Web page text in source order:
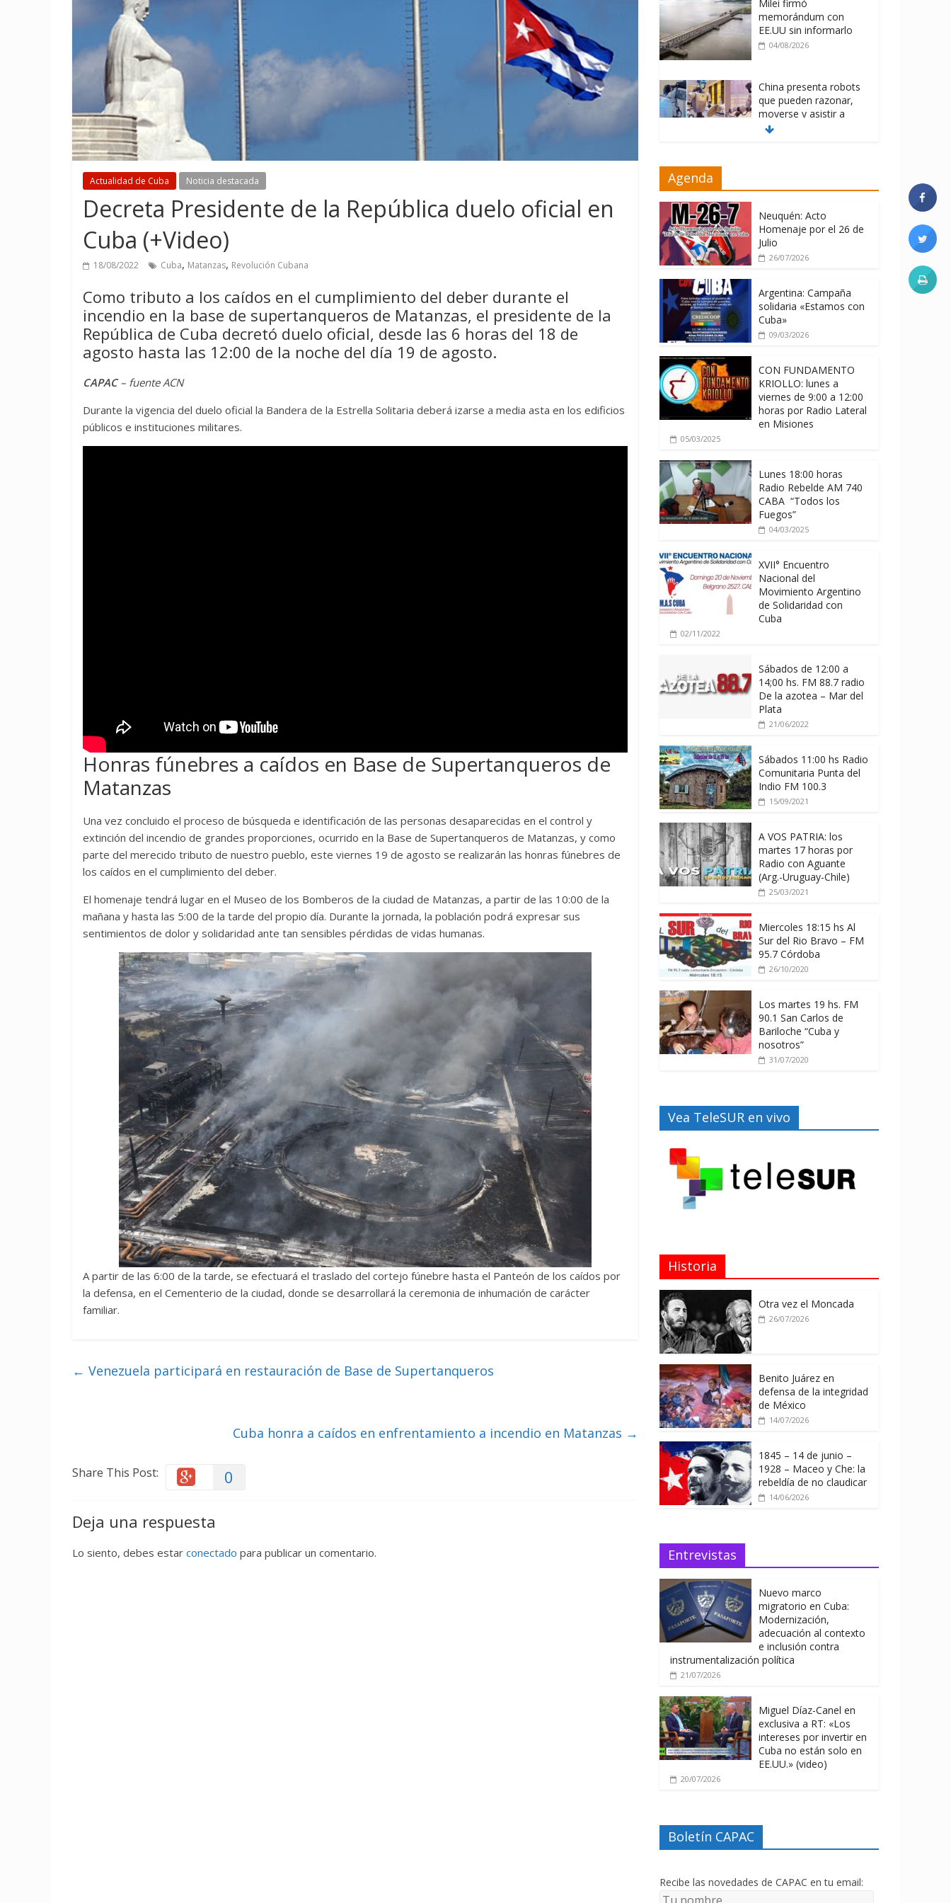
Actualidad de Cuba Noticia destacada
Decreta Presidente de la República duelo oficial en
Cuba (+Video)
18/08/2022 Cuba, Matanzas, Revolución Cubana
Como tributo a los caídos en el cumplimiento del deber durante el
incendio en la base de supertanqueros de Matanzas, el presidente de la
República de Cuba decretó duelo oficial, desde las 6 horas del 18 de
agosto hasta las 12:00 de la noche del día 19 de agosto.
CAPAC– fuente ACN
Durante la vigencia del duelo oficial la Bandera de la Estrella Solitaria deberá izarse a media asta en los edificios
públicos e instituciones militares.
Honras fúnebres a caídos en Base de Supertanqueros de
Matanzas
Una vez concluido el proceso de búsqueda e identificación de las personas desaparecidas en el control y
extinción del incendio de grandes proporciones, ocurrido en la Base de Supertanqueros de Matanzas, y como
parte del merecido tributo de nuestro pueblo, este viernes 19 de agosto se realizarán las honras fúnebres de
los caídos en el cumplimiento del deber.
El homenaje tendrá lugar en el Museo de los Bomberos de la ciudad de Matanzas, a partir de las 10:00 de la
mañana y hasta las 5:00 de la tarde del propio día. Durante la jornada, la población podrá expresar sus
sentimientos de dolor y solidaridad ante tan sensibles pérdidas de vidas humanas.
A partir de las 6:00 de la tarde, se efectuará el traslado del cortejo fúnebre hasta el Panteón de los caídos por
la defensa, en el Cementerio de la ciudad, donde se desarrollará la ceremonia de inhumación de carácter
familiar.
← Venezuela participará en restauración de Base de Supertanqueros
Cuba honra a caídos en enfrentamiento a incendio en Matanzas →
Share This Post: 0
Deja una respuesta
Lo siento, debes estar conectado para publicar un comentario.
Milei firmó
memorándum con
EE.UU sin informarlo
04/08/2026
China presenta robots
que pueden razonar,
moverse y asistir a
personas
los que marchan para
patria
06/08/2026
Agenda
Neuquén: Acto
Homenaje por el 26 de
Julio
26/07/2026
Argentina: Campaña
solidaria «Estamos con
Cuba»
09/03/2026
CON FUNDAMENTO
KRIOLLO: lunes a
viernes de 9:00 a 12:00
horas por Radio Lateral
en Misiones
05/03/2025
Lunes 18:00 horas
Radio Rebelde AM 740
CABA “Todos los
Fuegos”
04/03/2025
XVII° Encuentro
Nacional del
Movimiento Argentino
de Solidaridad con
Cuba
02/11/2022
Sábados de 12:00 a
14;00 hs. FM 88.7 radio
De la azotea – Mar del
Plata
21/06/2022
Sábados 11:00 hs Radio
Comunitaria Punta del
Indio FM 100.3
15/09/2021
A VOS PATRIA: los
martes 17 horas por
Radio con Aguante
(Arg.-Uruguay-Chile)
25/03/2021
Miercoles 18:15 hs Al
Sur del Rio Bravo – FM
95.7 Córdoba
26/10/2020
Los martes 19 hs. FM
90.1 San Carlos de
Bariloche “Cuba y
nosotros”
31/07/2020
Vea TeleSUR en vivo
Historia
Otra vez el Moncada
26/07/2026
Benito Juárez en
defensa de la integridad
de México
14/07/2026
1845 – 14 de junio –
1928 – Maceo y Che: la
rebeldía de no claudicar
14/06/2026
Entrevistas
Nuevo marco
migratorio en Cuba:
Modernización,
adecuación al contexto
e inclusión contra
instrumentalización política
21/07/2026
Miguel Díaz-Canel en
exclusiva a RT: «Los
intereses por invertir en
Cuba no están solo en
EE.UU.» (video)
20/07/2026
Boletín CAPAC
Recibe las novedades de CAPAC en tu email: